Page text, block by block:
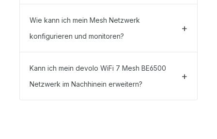
Wie kann ich mein Mesh Netzwerk
konfigurieren und monitoren?
Kann ich mein devolo WiFi 7 Mesh BE6500
Netzwerk im Nachhinein erweitern?